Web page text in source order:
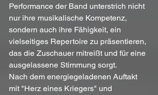
Performance der Band unterstrich nicht
nur ihre musikalische Kompetenz,
sondern auch ihre Fähigkeit, ein
vielseitiges Repertoire zu präsentieren,
das die Zuschauer mitreißt und für eine
ausgelassene Stimmung sorgt.
Nach dem energiegeladenen Auftakt
mit "Herz eines Kriegers" und